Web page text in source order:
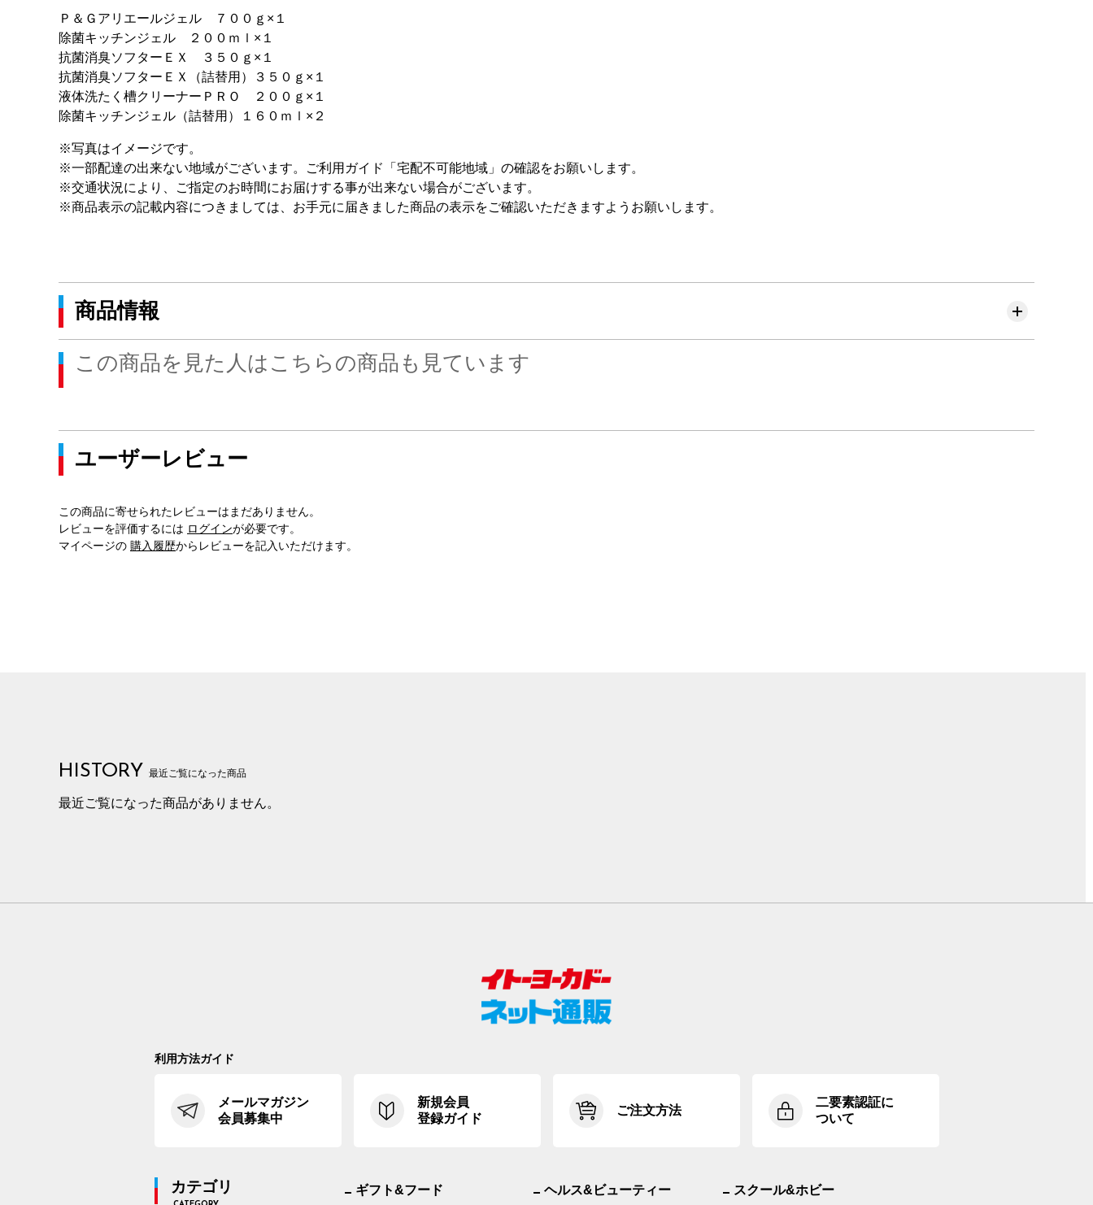
Ｐ＆Ｇアリエールジェル ７００ｇ×１
除菌キッチンジェル ２００ｍｌ×１
抗菌消臭ソフターＥＸ ３５０ｇ×１
抗菌消臭ソフターＥＸ（詰替用）３５０ｇ×１
液体洗たく槽クリーナーＰＲＯ ２００ｇ×１
除菌キッチンジェル（詰替用）１６０ｍｌ×２
※写真はイメージです。
※一部配達の出来ない地域がございます。ご利用ガイド「宅配不可能地域」の確認をお願いします。
※交通状況により、ご指定のお時間にお届けする事が出来ない場合がございます。
※商品表示の記載内容につきましては、お手元に届きました商品の表示をご確認いただきますようお願いします。
商品情報
この商品を見た人はこちらの商品も見ています
ユーザーレビュー
この商品に寄せられたレビューはまだありません。
レビューを評価するには ログインが必要です。
マイページの 購入履歴からレビューを記入いただけます。
HISTORY 最近ご覧になった商品
最近ご覧になった商品がありません。
利用方法ガイド
メールマガジン
会員募集中
新規会員
登録ガイド
ご注文方法
二要素認証に
ついて
カテゴリ ギフト&フード ヘルス&ビューティー スクール&ホビー